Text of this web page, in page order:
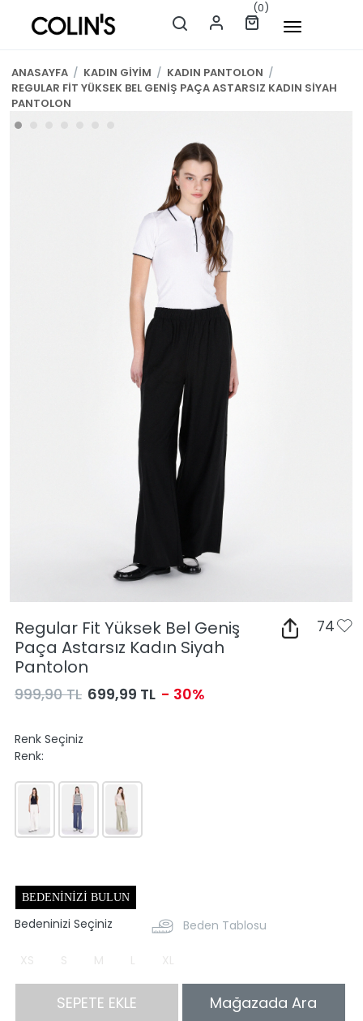
(0)
ANASAYFA / KADIN GİYİM / KADIN PANTOLON /
REGULAR FİT YÜKSEK BEL GENİŞ PAÇA ASTARSIZ KADIN SİYAH
PANTOLON
Regular Fit Yüksek Bel Geniş
Paça Astarsız Kadın Siyah
Pantolon
74
999,90 TL 699,99 TL - 30%
Renk Seçiniz
Renk:
BEDENINIZI BULUN
Bedeninizi Seçiniz Beden Tablosu
XS S M L XL
SEPETE EKLE Mağazada Ara